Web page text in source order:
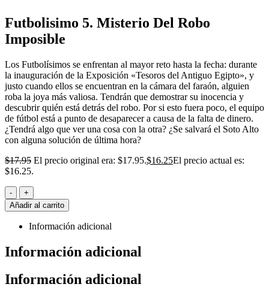
Futbolisimo 5. Misterio Del Robo
Imposible
Los Futbolísimos se enfrentan al mayor reto hasta la fecha: durante
la inauguración de la Exposición «Tesoros del Antiguo Egipto», y
justo cuando ellos se encuentran en la cámara del faraón, alguien
roba la joya más valiosa. Tendrán que demostrar su inocencia y
descubrir quién está detrás del robo. Por si esto fuera poco, el equipo
de fútbol está a punto de desaparecer a causa de la falta de dinero.
¿Tendrá algo que ver una cosa con la otra? ¿Se salvará el Soto Alto
con alguna solución de última hora?
$17.95 El precio original era: $17.95.$16.25El precio actual es:
$16.25.
-
+
Añadir al carrito
Información adicional
Información adicional
Información adicional